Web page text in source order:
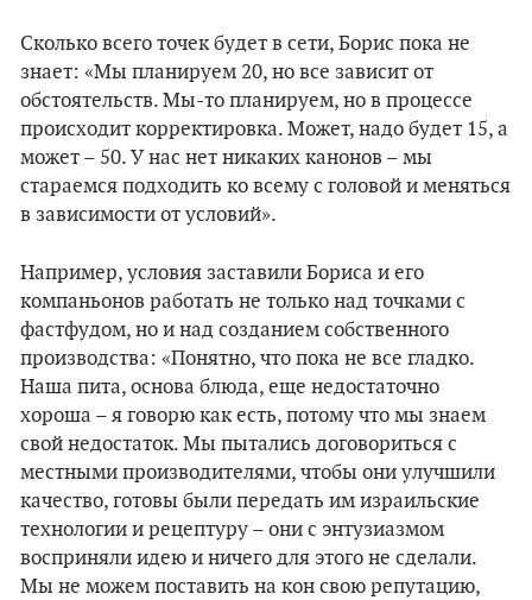
Сколько всего точек будет в сети, Борис пока не
знает: «Мы планируем 20, но все зависит от
обстоятельств. Мы-то планируем, но в процессе
происходит корректировка. Может, надо будет 15, а
может – 50. У нас нет никаких канонов – мы
стараемся подходить ко всему с головой и меняться
в зависимости от условий».
Например, условия заставили Бориса и его
компаньонов работать не только над точками с
фастфудом, но и над созданием собственного
производства: «Понятно, что пока не все гладко.
Наша пита, основа блюда, еще недостаточно
хороша – я говорю как есть, потому что мы знаем
свой недостаток. Мы пытались договориться с
местными производителями, чтобы они улучшили
качество, готовы были передать им израильские
технологии и рецептуру – они с энтузиазмом
восприняли идею и ничего для этого не сделали.
Мы не можем поставить на кон свою репутацию,